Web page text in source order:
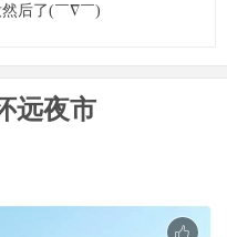
后了(￣∇￣)
远夜市